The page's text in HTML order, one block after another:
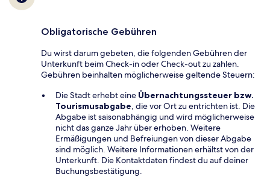
Obligatorische Gebühren
Du wirst darum gebeten, die folgenden Gebühren der
Unterkunft beim Check-in oder Check-out zu zahlen.
Gebühren beinhalten möglicherweise geltende Steuern:
Die Stadt erhebt eine Übernachtungssteuer bzw.
Tourismusabgabe, die vor Ort zu entrichten ist. Die
Abgabe ist saisonabhängig und wird möglicherweise
nicht das ganze Jahr über erhoben. Weitere
Ermäßigungen und Befreiungen von dieser Abgabe
sind möglich. Weitere Informationen erhältst von der
Unterkunft. Die Kontaktdaten findest du auf deiner
Buchungsbestätigung.